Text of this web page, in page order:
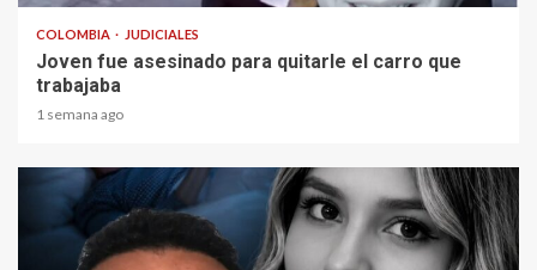
COLOMBIA JUDICIALES
Joven fue asesinado para quitarle el carro que
trabajaba
1 semana ago